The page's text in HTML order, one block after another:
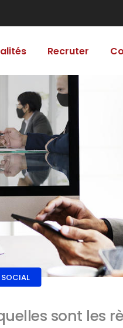
Recruter
SOCIAL
sont les